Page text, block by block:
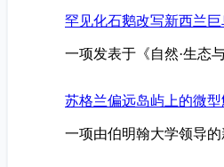
罕见化石鹅改写新西兰巨
一项发表于《自然·生态
苏格兰偏远岛屿上的微
一项由伯明翰大学领导